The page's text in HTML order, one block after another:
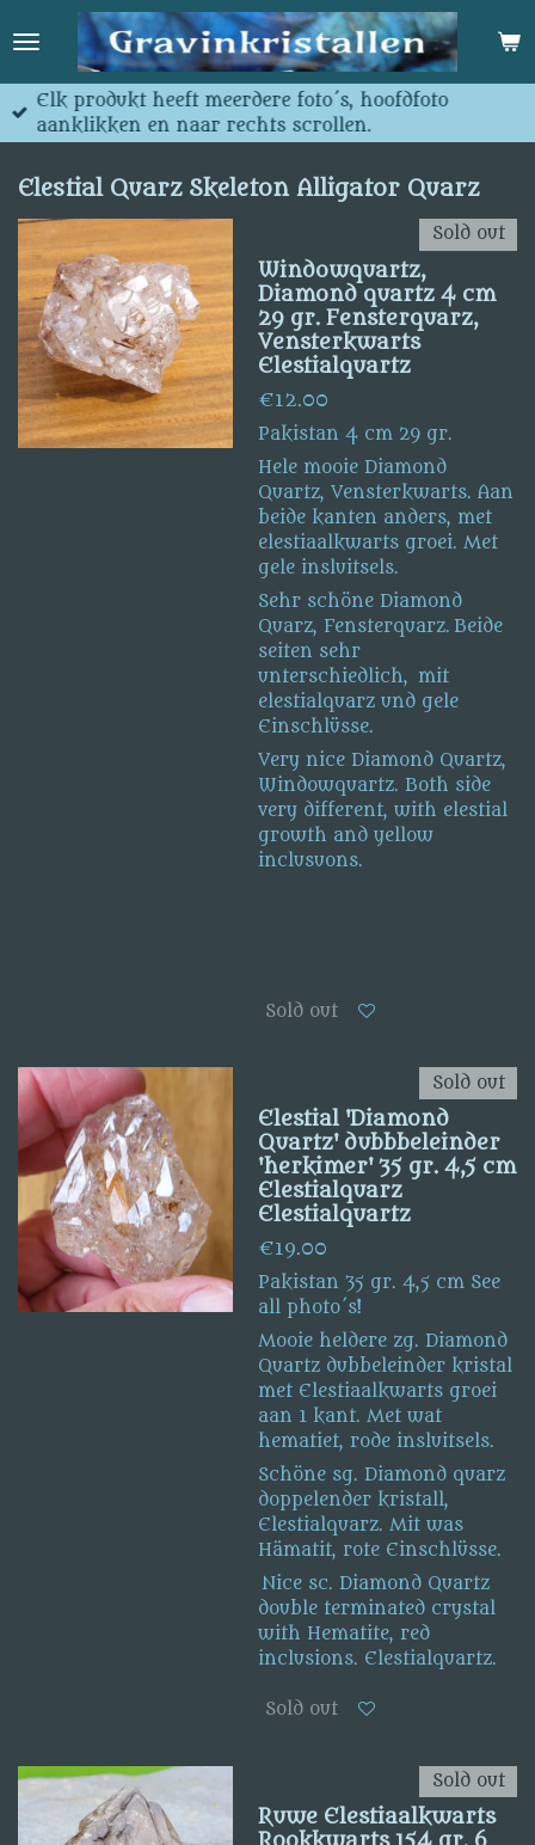
to
content
Elk produkt heeft meerdere foto´s, hoofdfoto
aanklikken en naar rechts scrollen.
Elestial Quarz Skeleton Alligator Quarz
Sold out
Windowquartz,
Diamond quartz 4 cm
29 gr. Fensterquarz,
Vensterkwarts
Elestialquartz
€12.00
Pakistan 4 cm 29 gr.
Hele mooie Diamond
Quartz, Vensterkwarts. Aan
beide kanten anders, met
elestiaalkwarts groei. Met
gele insluitsels.
Sehr schöne Diamond
Quarz, Fensterquarz. Beide
seiten sehr
unterschiedlich, mit
elestialquarz und gele
Einschlüsse.
Very nice Diamond Quartz,
Windowquartz. Both side
very different, with elestial
growth and yellow
inclusuons.
Sold out
Sold out
Elestial 'Diamond
Quartz' dubbbeleinder
'herkimer' 35 gr. 4,5 cm
Elestialquarz
Elestialquartz
€19.00
Pakistan 35 gr. 4,5 cm See
all photo´s!
Mooie heldere zg. Diamond
Quartz dubbeleinder kristal
met Elestiaalkwarts groei
aan 1 kant. Met wat
hematiet, rode insluitsels.
Schöne sg. Diamond quarz
doppelender kristall,
Elestialquarz. Mit was
Hämatit, rote Einschlüsse.
Nice sc. Diamond Quartz
double terminated crystal
with Hematite, red
inclusions. Elestialquartz.
Sold out
Sold out
Ruwe Elestiaalkwarts